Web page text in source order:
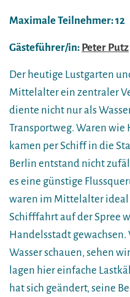
Maximale Teilnehmer: 12
Gästeführer/in: Peter Putz
Der heutige Lustgarten
Mittelalter ein zentraler
diente nicht nur als
Transportweg. Waren wie
kamen per Schiff in die
Berlin entstand nicht
es eine günstige
waren im Mittelalter ideal
Schifffahrt auf der Spree
Handelsstadt
Wasser schauen, sehen
lagen hier einfache
hat sich geändert, seine